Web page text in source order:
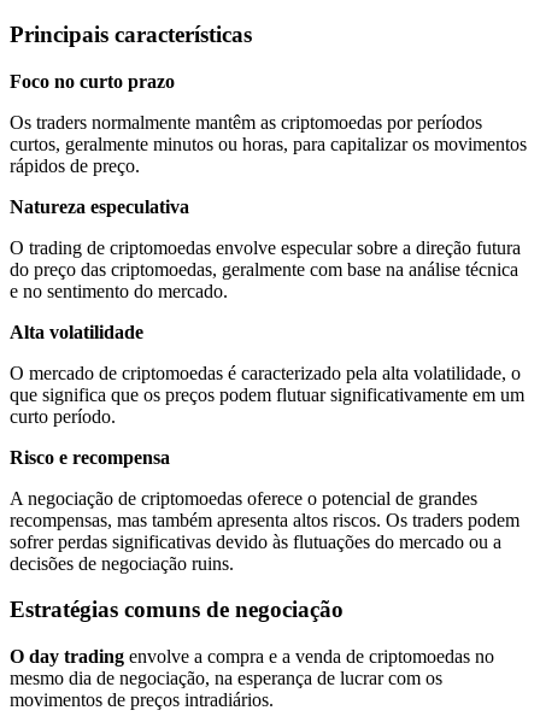
Principais características
Foco no curto prazo
Os traders normalmente mantêm as criptomoedas por períodos
curtos, geralmente minutos ou horas, para capitalizar os movimentos
rápidos de preço.
Natureza especulativa
O trading de criptomoedas envolve especular sobre a direção futura
do preço das criptomoedas, geralmente com base na análise técnica
e no sentimento do mercado.
Alta volatilidade
O mercado de criptomoedas é caracterizado pela alta volatilidade, o
que significa que os preços podem flutuar significativamente em um
curto período.
Risco e recompensa
A negociação de criptomoedas oferece o potencial de grandes
recompensas, mas também apresenta altos riscos. Os traders podem
sofrer perdas significativas devido às flutuações do mercado ou a
decisões de negociação ruins.
Estratégias comuns de negociação
O day trading envolve a compra e a venda de criptomoedas no
mesmo dia de negociação, na esperança de lucrar com os
movimentos de preços intradiários.